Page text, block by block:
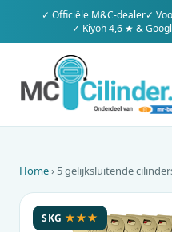
✓ Officiële M&C-dealer✓
✓ Kiyoh 4,6 ★ &
Home› 5 gelijksluitende
SKG ★★★